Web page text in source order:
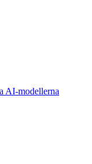
AI-modellerna